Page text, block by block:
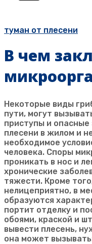
туман от плесени
В чем
Некоторые виды
пути, могут
приступы и опасные
плесени в жилом и
необходимое
человека. Споры
проникать в нос и
хронические
тяжести. Кроме
нелицеприятно, в
образуются
портит отделку и
обоями, краской и
вывести плесень,
она может